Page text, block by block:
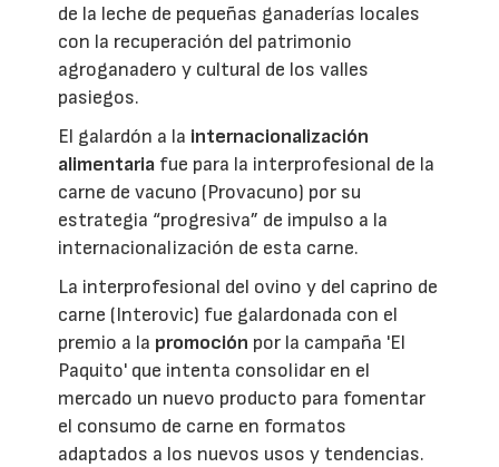
de la leche de pequeñas ganaderías locales
con la recuperación del patrimonio
agroganadero y cultural de los valles
pasiegos.
El galardón a la internacionalización
alimentaria fue para la interprofesional de la
carne de vacuno (Provacuno) por su
estrategia “progresiva” de impulso a la
internacionalización de esta carne.
La interprofesional del ovino y del caprino de
carne (Interovic) fue galardonada con el
premio a la promoción por la campaña 'El
Paquito' que intenta consolidar en el
mercado un nuevo producto para fomentar
el consumo de carne en formatos
adaptados a los nuevos usos y tendencias.